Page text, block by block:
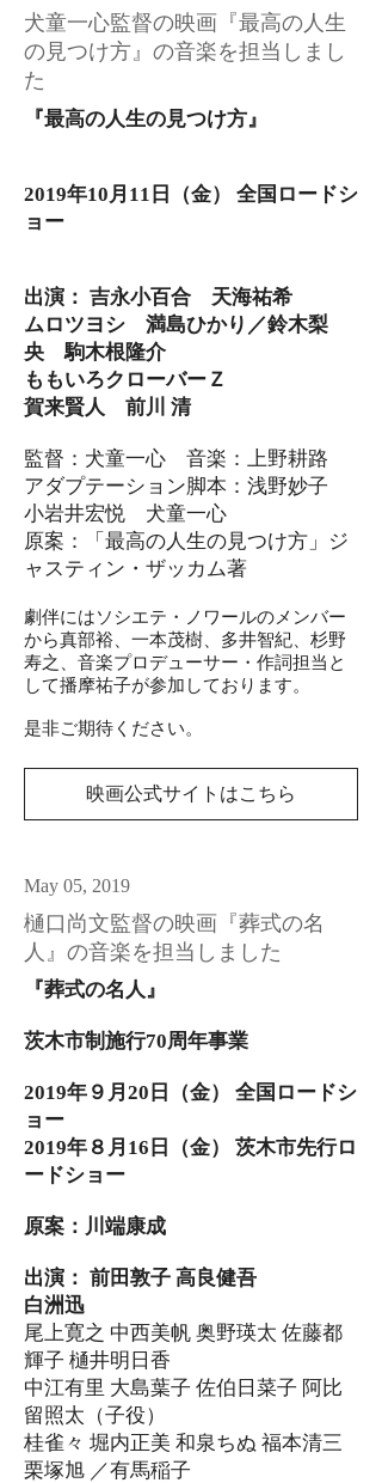
犬童一心監督の映画『最高の人生
の見つけ方』の音楽を担当しまし
た
『最高の人生の見つけ方』​​
2019年10月11日（金） 全国ロードシ
ョー
出演： 吉永小百合 天海祐希
ムロツヨシ 満島ひかり／鈴木梨
央 駒木根隆介
ももいろクローバーＺ
賀来賢人 前川 清
監督：犬童一心 音楽：上野耕路
アダプテーション脚本：浅野妙子
小岩井宏悦 犬童一心
原案：「最高の人生の見つけ方」ジ
ャスティン・ザッカム著
劇伴にはソシエテ・ノワールのメンバー
から真部裕、一本茂樹、多井智紀、杉野
寿之、音楽プロデューサー・作詞担当と
して播摩祐子が参加しております。
​是非ご期待ください。
映画公式サイトはこちら
May 05, 2019
樋口尚文監督の映画『葬式の名
人』の音楽を担当しました
『葬式の名人』​​
茨木市制施行70周年事業
2019年９月20日（金） 全国ロードシ
ョー
2019年８ 月16 日（金） 茨木市先行ロ
ードショー
原案：川端康成
出演： 前田敦子 高良健吾
白洲迅
尾上寛之 中西美帆 奥野瑛太 佐藤都
輝子 樋井明日香
中江有里 大島葉子 佐伯日菜子 阿比
留照太（子役）
桂雀々 堀内正美 和泉ちぬ 福本清三
栗塚旭 ／有馬稲子